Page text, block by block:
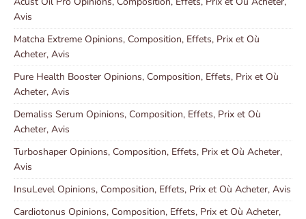
Avis
Matcha Extreme Opinions, Composition, Effets, Prix et Où
Acheter, Avis
Pure Health Booster Opinions, Composition, Effets, Prix et Où
Acheter, Avis
Demaliss Serum Opinions, Composition, Effets, Prix et Où
Acheter, Avis
Turboshaper Opinions, Composition, Effets, Prix et Où Acheter,
Avis
InsuLevel Opinions, Composition, Effets, Prix et Où Acheter, Avis
Cardiotonus Opinions, Composition, Effets, Prix et Où Acheter,